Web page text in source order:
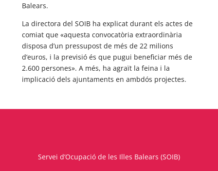
Balears.
La directora del SOIB ha explicat durant els actes de
comiat que «aquesta convocatòria extraordinària
disposa d’un pressupost de més de 22 milions
d’euros, i la previsió és que pugui beneficiar més de
2.600 persones». A més, ha agraït la feina i la
implicació dels ajuntaments en ambdós projectes.
Servei d’Ocupació de les Illes Balears (SOIB)